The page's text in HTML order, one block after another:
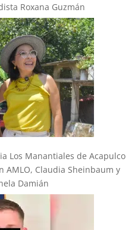
Roxana Guzmán
Los Manantiales de Acapulco
AMLO, Claudia Sheinbaum y
Damián